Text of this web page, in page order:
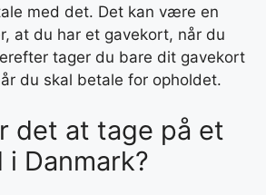
med det. Det kan være en
at du har et gavekort, når du
tager du bare dit gavekort
du skal betale for opholdet.
det at tage på et
Danmark?